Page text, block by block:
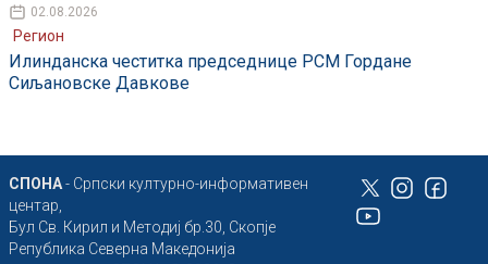
02.08.2026
Регион
Илинданска честитка председнице РСМ Гордане
Сиљановске Давкове
СПОНА- Српски културно-информативен
центар,
Бул Св. Кирил и Методиј бр.30, Скопје
Република Северна Македонија